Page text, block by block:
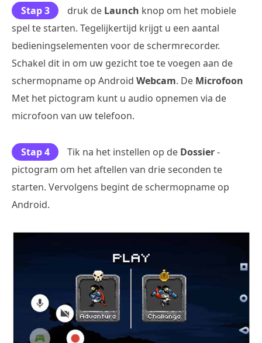
Stap 3 druk de Launch knop om het mobiele
spel te starten. Tegelijkertijd krijgt u een aantal
bedieningselementen voor de schermrecorder.
Schakel dit in om uw gezicht toe te voegen aan de
schermopname op Android Webcam. De Microfoon
Met het pictogram kunt u audio opnemen via de
microfoon van uw telefoon.
Stap 4 Tik na het instellen op de Dossier-
pictogram om het aftellen van drie seconden te
starten. Vervolgens begint de schermopname op
Android.